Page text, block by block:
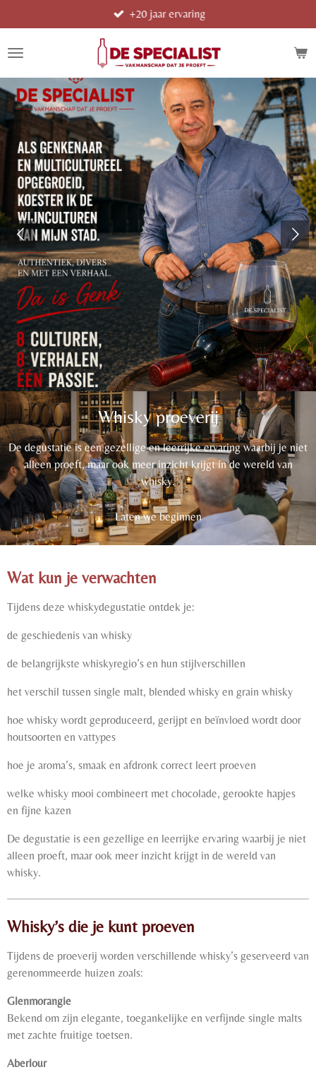
direct
naar
hoofdinhoud
+20 jaar ervaring
Whisky proeverij
De degustatie is een gezellige en leerrijke ervaring waarbij je niet
alleen proeft, maar ook meer inzicht krijgt in de wereld van
whisky.
Laten we beginnen
Wat kun je verwachten
Tijdens deze whiskydegustatie ontdek je:
de geschiedenis van whisky
de belangrijkste whiskyregio’s en hun stijlverschillen
het verschil tussen single malt, blended whisky en grain whisky
hoe whisky wordt geproduceerd, gerijpt en beïnvloed wordt door
houtsoorten en vattypes
hoe je aroma’s, smaak en afdronk correct leert proeven
welke whisky mooi combineert met chocolade, gerookte hapjes
en fijne kazen
De degustatie is een gezellige en leerrijke ervaring waarbij je niet
alleen proeft, maar ook meer inzicht krijgt in de wereld van
whisky.
Whisky’s die je kunt proeven
Tijdens de proeverij worden verschillende whisky’s geserveerd van
gerenommeerde huizen zoals:
Glenmorangie
Bekend om zijn elegante, toegankelijke en verfijnde single malts
met zachte fruitige toetsen.
Aberlour